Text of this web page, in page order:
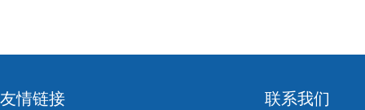
友情链接 联系我们